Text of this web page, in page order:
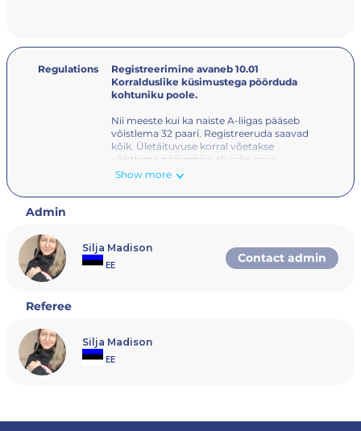
Regulations
Registreerimine avaneb 10.01
Korralduslike küsimustega pöörduda
kohtuniku poole.
Nii meeste kui ka naiste A-liigas pääseb
võistlema 32 paari. Registreeruda saavad
kõik. Ületäituvuse korral võetakse
võistlema pääsemise aluseks paari
punktisumma, mis kujuneb EPL edetabeli
osalemiseks peab mängijal olema
kehtiv
Eesti Padeli Liidu mängijalitsents.
Show more
Admin
Silja Madison
EE
Contact admin
Referee
Silja Madison
EE